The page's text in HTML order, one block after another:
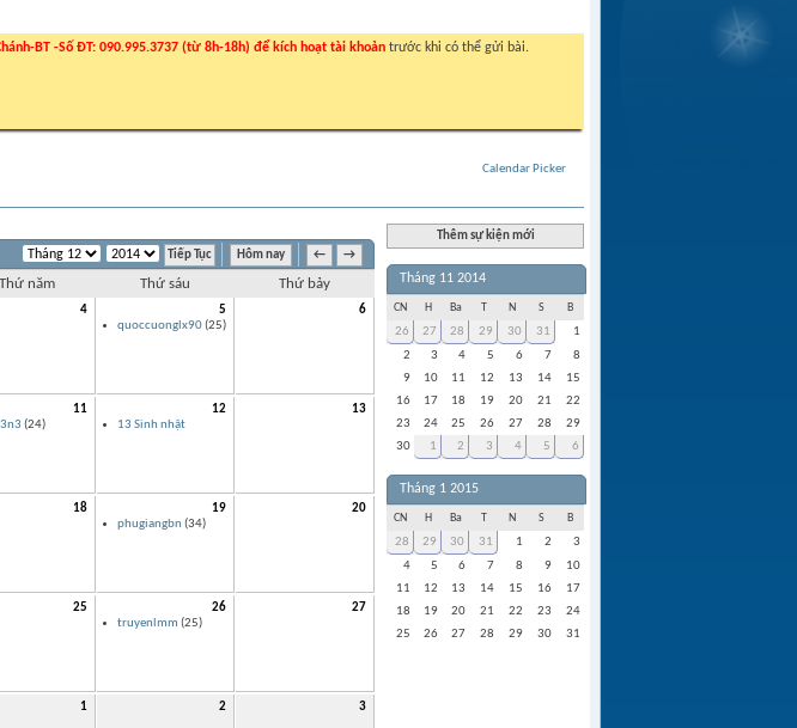
BT -Số ĐT: 090.995.3737 (từ 8h-18h) để kích hoạt tài khoản trước khi có thể gửi bài.
Calendar Picker
Hôm nay ← →
Thứ năm Thứ sáu Thứ bảy
4
5
quoccuonglx90(25)
6
11
(24)
12
13 Sinh nhật
13
18
19
phugiangbn (34)
20
25
26
truyenlmm (25)
27
1 2 3
Thêm sự kiện mới
Tháng 11 2014
CN H Ba N S B
26 27 28 29 30 31
1
2
3 4 5 6 7
8
9
10 11 12 13 14
15
16
17 18 19 20 21
22
23
24 25 26 27 28
29
30
1 2 3 4 5 6
Tháng 1 2015
CN H Ba N S B
28 29 30 31 1 2
3
4
5 6 7 8 9
10
11
12 13 14 15 16
17
18
19 20 21 22 23
24
25
26 27 28 29 30 31